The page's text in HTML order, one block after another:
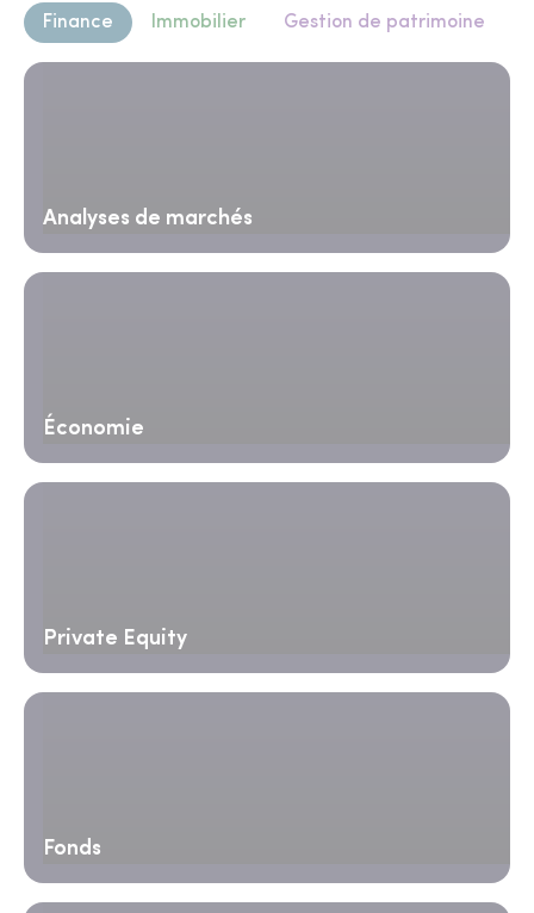
Finance Immobilier Gestion de patrimoine
Analyses de marchés
Économie
Private Equity
Fonds